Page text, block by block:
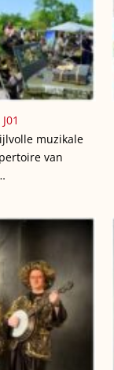
muzikale
van